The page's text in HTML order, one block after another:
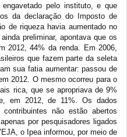
pelo instituto, e que
da declaração do Imposto de
de riqueza havia aumentado no
preliminar, apontava que os
2012, 44% da renda. Em 2006,
que fazem parte da seleta
sua fatia aumentar: passou de
2012. O mesmo ocorreu para o
rica, que se apropriava de 9%
em 2012, de 11%. Os dados
não estão abertos
por pesquisadores ligados
o Ipea informou, por meio de